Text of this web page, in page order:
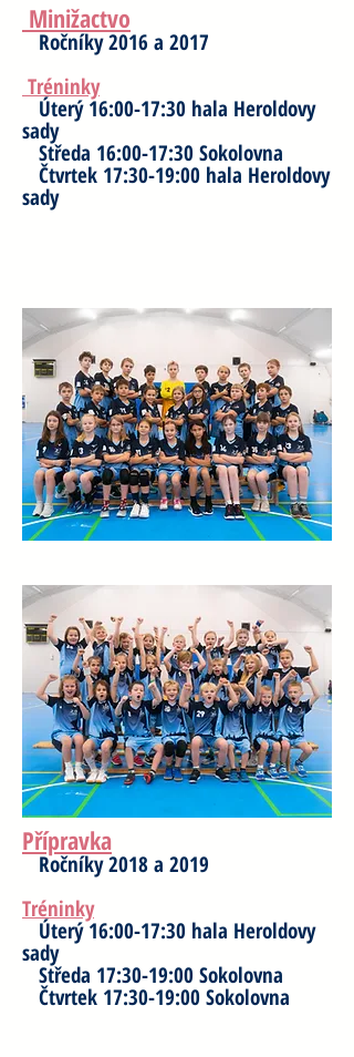
Minižactvo
Ročníky 2016 a 2017
Tréninky
Úterý 16:00-17:30 hala Heroldovy
sady
Středa 16:00-17:30 Sokolovna
Čtvrtek 17:30-19:00 hala Heroldovy
sady
Přípravka
Ročníky 2018 a 2019
Tréninky
Úterý 16:00-17:30 hala Heroldovy
sady
Středa 17:30-19:00 Sokolovna
Čtvrtek 17:30-19:00 Sokolovna